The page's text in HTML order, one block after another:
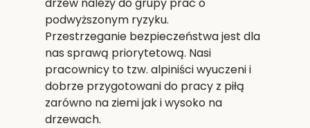
podwyższonym ryzyku.
Przestrzeganie bezpieczeństwa jest dla
nas sprawą priorytetową. Nasi
pracownicy to tzw. alpiniści wyuczeni i
dobrze przygotowani do pracy z piłą
zarówno na ziemi jak i wysoko na
drzewach.